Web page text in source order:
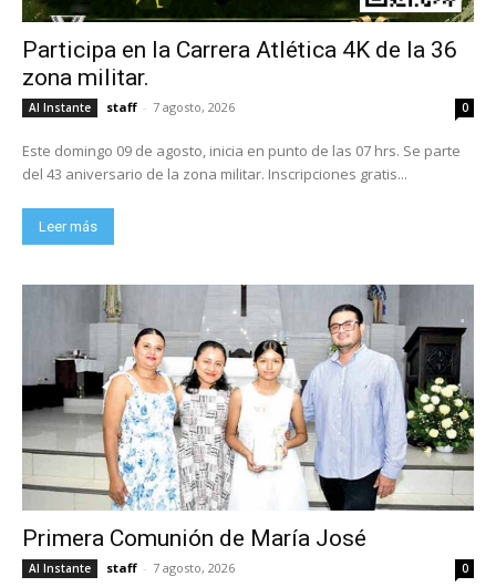
Participa en la Carrera Atlética 4K de la 36
zona militar.
Al Instante staff - 7 agosto, 2026 0
Este domingo 09 de agosto, inicia en punto de las 07 hrs. Se parte
del 43 aniversario de la zona militar. Inscripciones gratis...
Leer más
Primera Comunión de María José
Al Instante staff - 7 agosto, 2026 0